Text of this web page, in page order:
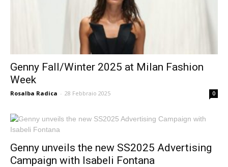
Genny Fall/Winter 2025 at Milan Fashion
Week
Rosalba Radica - 28 Febbraio 2025 0
Genny unveils the new SS2025 Advertising
Campaign with Isabeli Fontana